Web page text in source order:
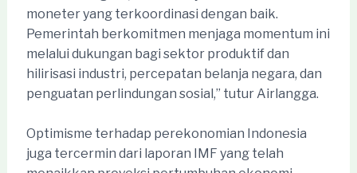
moneter yang terkoordinasi dengan baik.
Pemerintah berkomitmen menjaga momentum ini
melalui dukungan bagi sektor produktif dan
hilirisasi industri, percepatan belanja negara, dan
penguatan perlindungan sosial,” tutur Airlangga.
Optimisme terhadap perekonomian Indonesia
juga tercermin dari laporan IMF yang telah